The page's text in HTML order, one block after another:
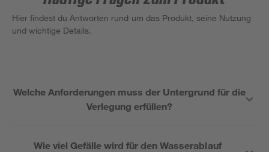
Hier findest du Antworten rund um das Produkt, seine Nutzung
und wichtige Details.
Welche Anforderungen muss der Untergrund für die
Verlegung erfüllen?
Wie viel Gefälle wird für den Wasserablauf